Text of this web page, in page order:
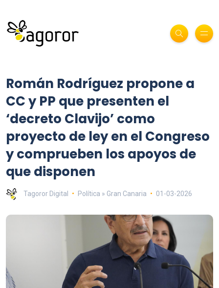
Román Rodríguez propone a
CC y PP que presenten el
‘decreto Clavijo’ como
proyecto de ley en el Congreso
y comprueben los apoyos de
que disponen
Tagoror Digital Política » Gran Canaria 01-03-2026